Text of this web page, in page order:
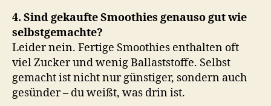
4. Sind gekaufte Smoothies genauso gut wie
selbstgemachte?
Leider nein. Fertige Smoothies enthalten oft
viel Zucker und wenig Ballaststoffe. Selbst
gemacht ist nicht nur günstiger, sondern auch
gesünder – du weißt, was drin ist.